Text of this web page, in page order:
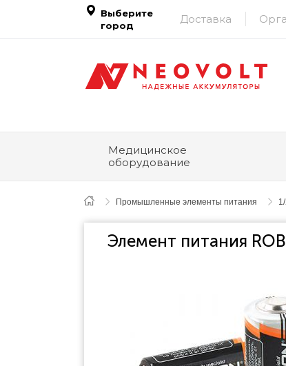
Выберите
город
Доставка
Медицинское
оборудование
Промышленные элементы питания
Элемент питания